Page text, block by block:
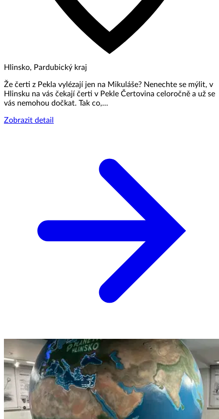
Hlinsko, Pardubický kraj
Že čerti z Pekla vylézají jen na Mikuláše? Nenechte se mýlit, v
Hlinsku na vás čekají čerti v Pekle Čertovina celoročně a už se
vás nemohou dočkat. Tak co,…
Zobrazit detail